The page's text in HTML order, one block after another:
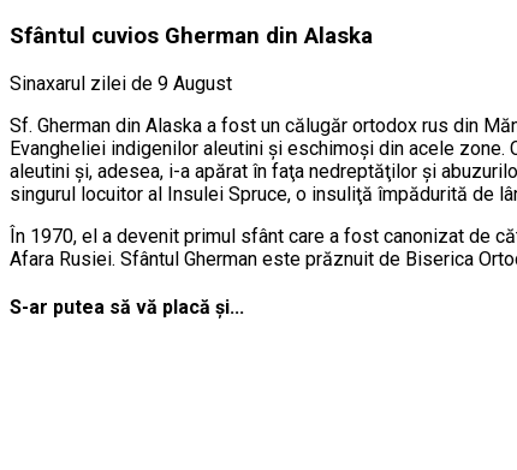
Sfântul cuvios Gherman din Alaska
Sinaxarul zilei de 9 August
Sf. Gherman din Alaska a fost un călugăr ortodox rus din
Evangheliei indigenilor aleutini şi eschimoşi din acele
aleutini şi, adesea, i-a apărat în faţa nedreptăţilor şi
singurul locuitor al Insulei Spruce, o insuliţă împădurită de
În 1970, el a devenit primul sfânt care a fost canonizat de
Afara Rusiei. Sfântul Gherman este prăznuit de Biserica
S-ar putea să vă placă și...